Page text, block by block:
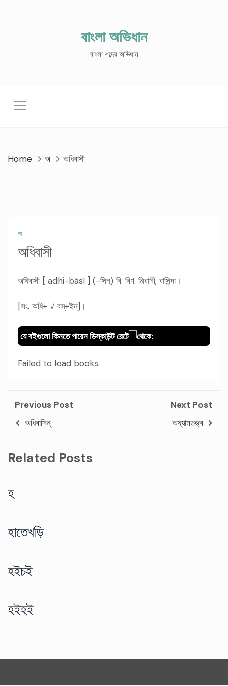
বাংলা অভিধান
বাংলা শব্দের অভিধান
Home অ অধিবাসী
অ
অধিবাসী
অধিবাসী [ adhi-bāsī ] (-সিন্) বি. বিণ. নিবাসী, বাসিন্দা।
[সং. অধি+ √ বস্+ইন্]।
যে বইগুলো কিনতে পারেন ডিস্কাউন্ট রেটে থেকে:
Failed to load books.
Previous Post
অধিবাসিন্‌
Next Post
অধ্যাত্মতত্ত্ব
Related Posts
হ
হাতেখড়ি
হইচই
হইহই